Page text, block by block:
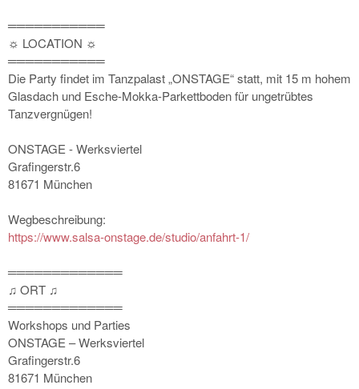
═══════════
☼ LOCATION ☼
═══════════
Die Party findet im Tanzpalast „ONSTAGE“ statt, mit 15 m hohem
Glasdach und Esche-Mokka-Parkettboden für ungetrübtes
Tanzvergnügen!
ONSTAGE - Werksviertel
Grafingerstr.6
81671 München
Wegbeschreibung:
https://www.salsa-onstage.de/studio/anfahrt-1/
═════════════
♫ ORT ♫
═════════════
Workshops und Parties
ONSTAGE – Werksviertel
Grafingerstr.6
81671 München